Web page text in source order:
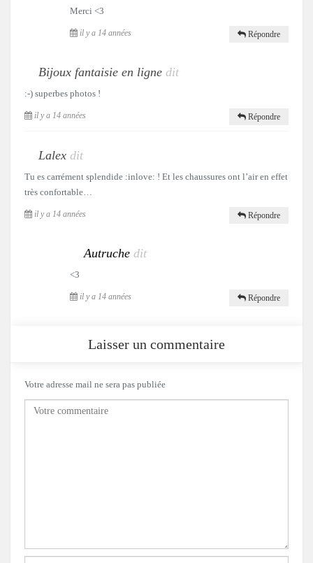
Merci <3
il y a 14 années Répondre
Bijoux fantaisie en ligne dit
:-) superbes photos !
il y a 14 années Répondre
Lalex dit
Tu es carrément splendide :inlove: ! Et les chaussures ont l’air en effet
très confortable…
il y a 14 années Répondre
Autruche dit
<3
il y a 14 années Répondre
Laisser un commentaire
Votre adresse mail ne sera pas publiée